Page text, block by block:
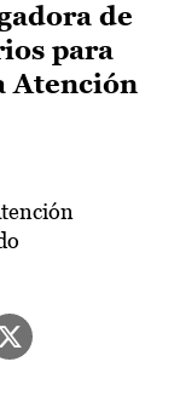
de
para
Atención